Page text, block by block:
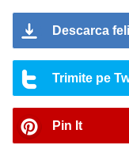
Descarca
Trimite pe
Pin It